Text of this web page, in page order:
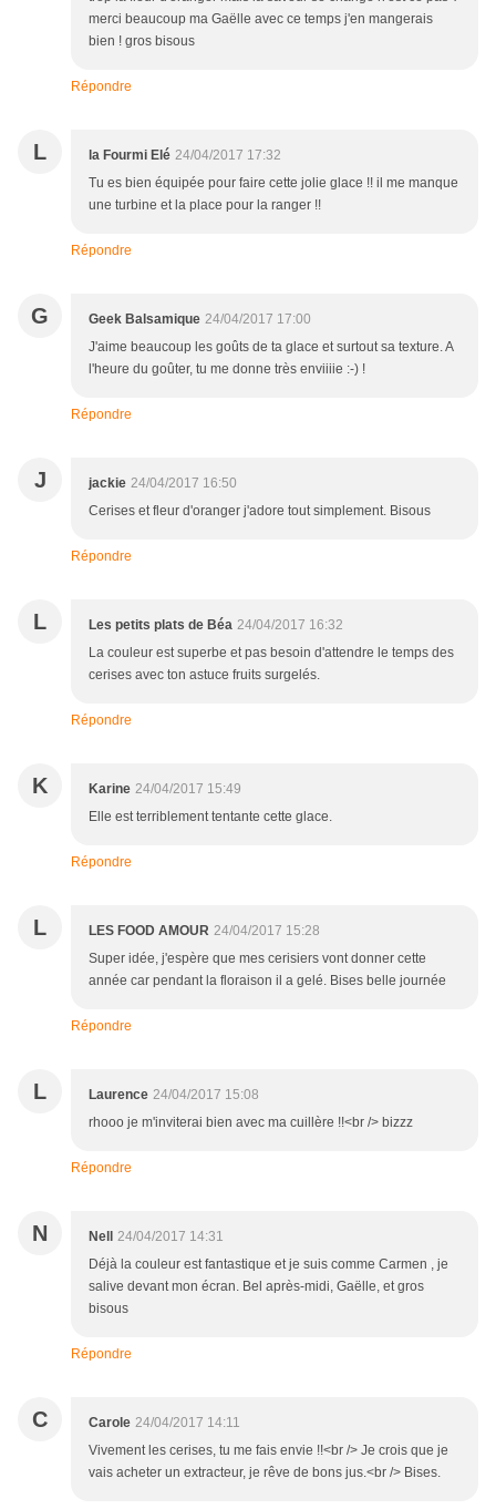
merci beaucoup ma Gaëlle avec ce temps j'en mangerais
bien ! gros bisous
Répondre
L la Fourmi Elé 24/04/2017 17:32
Tu es bien équipée pour faire cette jolie glace !! il me manque
une turbine et la place pour la ranger !!
Répondre
G Geek Balsamique 24/04/2017 17:00
J'aime beaucoup les goûts de ta glace et surtout sa texture. A
l'heure du goûter, tu me donne très enviiiie :-) !
Répondre
J jackie 24/04/2017 16:50
Cerises et fleur d'oranger j'adore tout simplement. Bisous
Répondre
L Les petits plats de Béa 24/04/2017 16:32
La couleur est superbe et pas besoin d'attendre le temps des
cerises avec ton astuce fruits surgelés.
Répondre
K Karine 24/04/2017 15:49
Elle est terriblement tentante cette glace.
Répondre
L LES FOOD AMOUR 24/04/2017 15:28
Super idée, j'espère que mes cerisiers vont donner cette
année car pendant la floraison il a gelé. Bises belle journée
Répondre
L Laurence 24/04/2017 15:08
rhooo je m'inviterai bien avec ma cuillère !!<br /> bizzz
Répondre
N Nell
24/04/2017 14:31
Déjà la couleur est fantastique et je suis comme Carmen , je
salive devant mon écran. Bel après-midi, Gaëlle, et gros
bisous
Répondre
C Carole 24/04/2017 14:11
Vivement les cerises, tu me fais envie !!<br /> Je crois que je
vais acheter un extracteur, je rêve de bons jus.<br /> Bises.